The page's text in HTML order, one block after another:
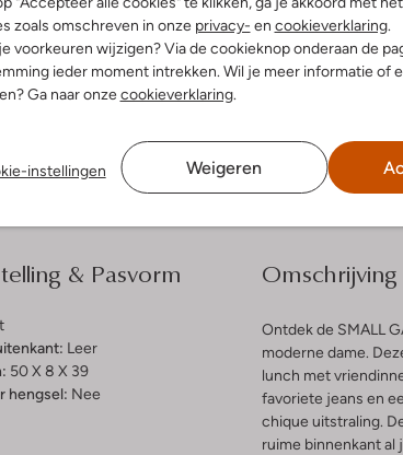
zoals omschreven in onze privacy- en cookieverklaring.
voorkeuren wijzigen? Via de cookieknop onderaan de
ieder moment intrekken. Wil je meer informatie of
Ga naar onzecookieverklaring.
instellingen Weigeren
de look Ontdek de look
& retourneren
& Pasvorm
Leer
50 X 8 X 39
hengsel: Nee
Omschrijving
Ontdek de SMALL
moderne dame.
lunch met
favoriete jeans en
chique uitstraling.
ruime binnenkant al